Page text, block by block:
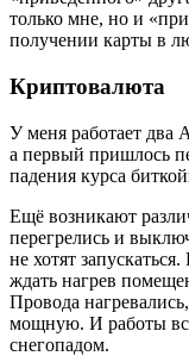
только мне, но и
получении карты в
Криптовалюта
У меня работает два
а первый пришлось
падения курса
Ещё возникают
перегрелись и
не хотят
ждать нагрев
Провода
мощную. И работы
снегопадом.